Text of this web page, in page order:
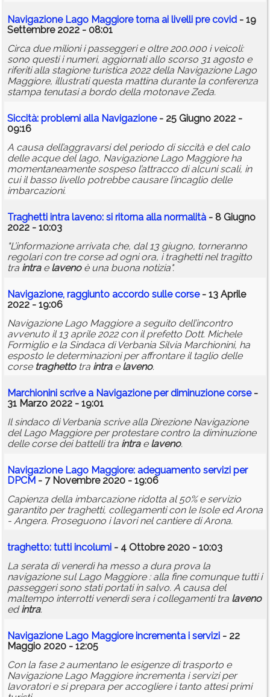
Navigazione Lago Maggiore torna ai livelli pre covid - 19
Settembre 2022 - 08:01
Circa due milioni i passeggeri e oltre 200.000 i veicoli:
sono questi i numeri, aggiornati allo scorso 31 agosto e
riferiti alla stagione turistica 2022 della Navigazione Lago
Maggiore, illustrati questa mattina durante la conferenza
stampa tenutasi a bordo della motonave Zeda.
Siccità: problemi alla Navigazione- 25 Giugno 2022 -
09:16
A causa dell’aggravarsi del periodo di siccità e del calo
delle acque del lago, Navigazione Lago Maggiore ha
momentaneamente sospeso l’attracco di alcuni scali, in
cui il basso livello potrebbe causare l’incaglio delle
imbarcazioni.
Traghetti intra laveno: si ritorna alla normalità - 8 Giugno
2022 - 10:03
"L’informazione arrivata che, dal 13 giugno, torneranno
regolari con tre corse ad ogni ora, i traghetti nel tragitto
tra intrae lavenoè una buona notizia".
Navigazione, raggiunto accordo sulle corse- 13 Aprile
2022 - 19:06
Navigazione Lago Maggiore a seguito dell’incontro
avvenuto il 13 aprile 2022 con il prefetto Dott. Michele
Formiglio e la Sindaca di Verbania Silvia Marchionini, ha
esposto le determinazioni per affrontare il taglio delle
corse traghettotra intrae laveno.
Marchionini scrive a Navigazione per diminuzione corse-
31 Marzo 2022 - 19:01
Il sindaco di Verbania scrive alla Direzione Navigazione
del Lago Maggiore per protestare contro la diminuzione
delle corse dei battelli tra intrae laveno.
Navigazione Lago Maggiore: adeguamento servizi per
DPCM - 7 Novembre 2020 - 19:06
Capienza della imbarcazione ridotta al 50% e servizio
garantito per traghetti, collegamenti con le Isole ed Arona
- Angera. Proseguono i lavori nel cantiere di Arona.
traghetto: tutti incolumi - 4 Ottobre 2020 - 10:03
La serata di venerdì ha messo a dura prova la
navigazione sul Lago Maggiore : alla fine comunque tutti i
passeggeri sono stati portati in salvo. A causa del
maltempo interrotti venerdì sera i collegamenti tra laveno
edintra.
Navigazione Lago Maggiore incrementa i servizi - 22
Maggio 2020 - 12:05
Con la fase 2 aumentano le esigenze di trasporto e
Navigazione Lago Maggiore incrementa i servizi per
lavoratori e si prepara per accogliere i tanto attesi primi